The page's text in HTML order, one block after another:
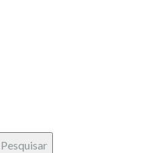
Pesquisar